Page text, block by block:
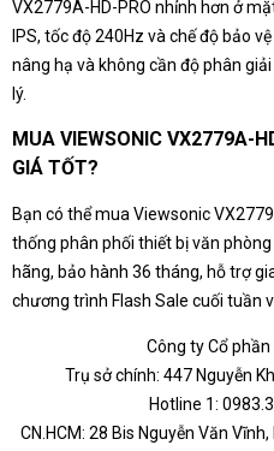
VX2779A-HD-PRO nhỉnh hơn ở
IPS, tốc độ 240Hz và chế độ bảo
nâng hạ và không cần độ phân
lý.
MUA VIEWSONIC VX2779A-
GIÁ TỐT?
Bạn có thể mua Viewsonic
thống phân phối thiết bị văn
hãng, bảo hành 36 tháng, hỗ trợ
chương trình Flash Sale cuối tuần
Công ty Cổ phần
Trụ sở chính: 447 Nguyễn
Hotline 1:
CN.HCM: 28 Bis Nguyễn Văn